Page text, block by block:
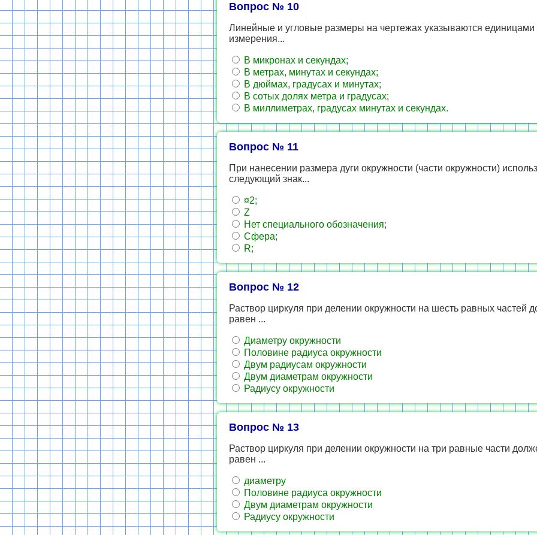
Вопрос № 10
Линейные и угловые размеры на чертежах указываются единицами
измерения...
В микронах и секундах;
В метрах, минутах и секундах;
В дюймах, градусах и минутах;
В сотых долях метра и градусах;
В миллиметрах, градусах минутах и секундах.
Вопрос № 11
При нанесении размера дуги окружности (части окружности)
следующий знак...
¤2;
Z
Нет специального обозначения;
Сфера;
R;
Вопрос № 12
Раствор циркуля при делении окружности на шесть равных частей
равен ...
Диаметру окружности
Половине радиуса окружности
Двум радиусам окружности
Двум диаметрам окружности
Радиусу окружности
Вопрос № 13
Раствор циркуля при делении окружности на три равные части
равен ...
диаметру
Половине радиуса окружности
Двум диаметрам окружности
Радиусу окружности